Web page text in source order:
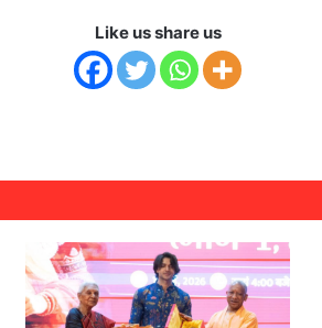
Like us share us